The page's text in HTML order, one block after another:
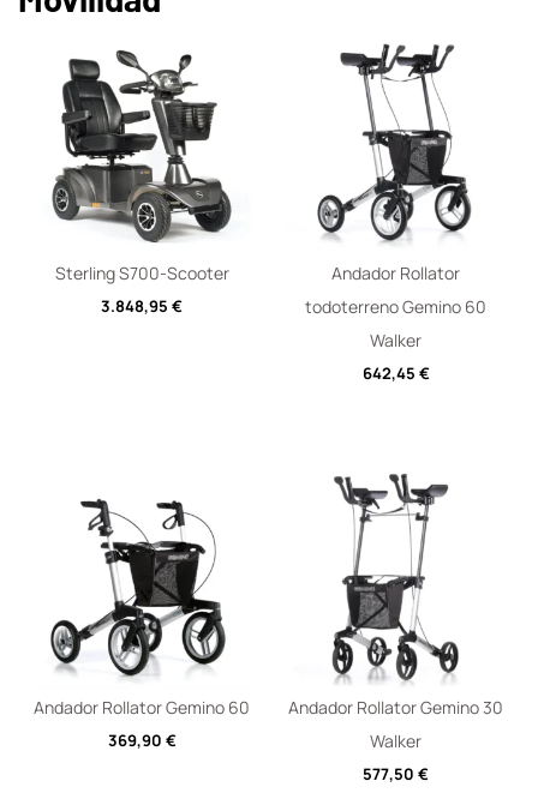
Sterling S700-Scooter
3.848,95€
Andador Rollator
todoterreno Gemino 60
Walker
642,45 €
Andador Rollator Gemino 60
369,90 €
Andador Rollator Gemino 30
Walker
577,50€